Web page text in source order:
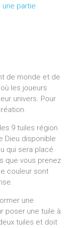
une partie
de monde et de
les joueurs
univers. Pour
9 tuiles région
Dieu disponible
qui sera placé
que vous prenez
couleur sont
une
poser une tuile à
tuiles et doit